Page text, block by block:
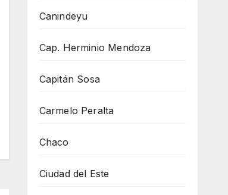
Canindeyu
Cap. Herminio Mendoza
Capitán Sosa
Carmelo Peralta
Chaco
Ciudad del Este